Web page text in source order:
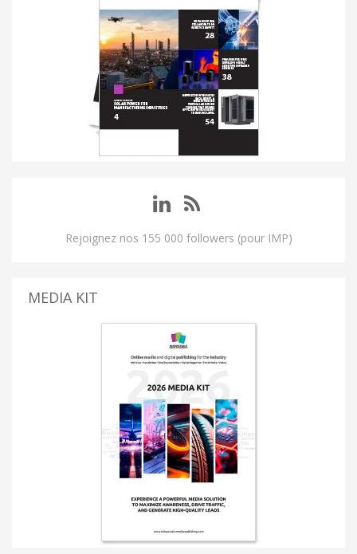
Rejoignez nos 155 000 followers (pour IMP)
MEDIA KIT